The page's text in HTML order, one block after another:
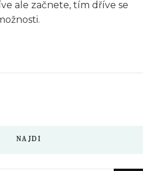
ale začnete, tím dříve se
NAJDI